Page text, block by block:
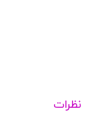
نظرات